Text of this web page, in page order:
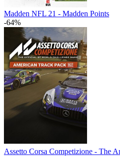
Madden NFL 21 - Madden Points
-64%
Assetto Corsa Competizione - The